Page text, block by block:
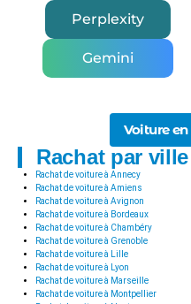
Perplexity
Gemini
Voiture
Rachat par ville
Rachat de voiture à Annecy
Rachat de voiture à Amiens
Rachat de voiture à Avignon
Rachat de voiture à Bordeaux
Rachat de voiture à Chambéry
Rachat de voiture à Grenoble
Rachat de voiture à Lille
Rachat de voiture à Lyon
Rachat de voiture à Marseille
Rachat de voiture à Montpellier